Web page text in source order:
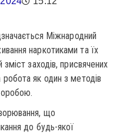
Міжнародний
наркотиками та їх
заходів, присвячених
як один з методів
що
до будь-якої